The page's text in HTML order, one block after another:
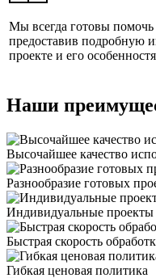
Мы всегда готовы
предоставив подробную
проекте и его
Наши
Высочайшее качество
Разнообразие готовых
Индивидуальные проекты
Быстрая скорость
Гибкая ценовая политика